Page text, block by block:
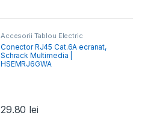
Accesorii Tablou Electric
Conector RJ45 Cat.6A ecranat,
Schrack Multimedia |
HSEMRJ6GWA
29.80 lei